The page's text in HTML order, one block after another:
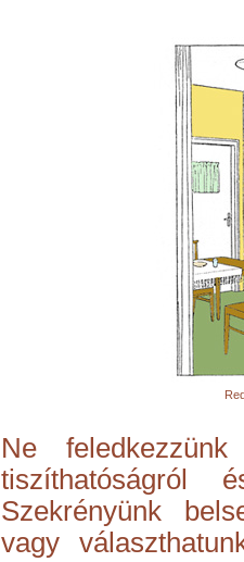
Ne
tiszíthatóságról
Szekrényünk
vagy